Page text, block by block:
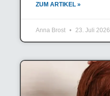
ZUM ARTIKEL »
Anna Brost 23. Juli 2026